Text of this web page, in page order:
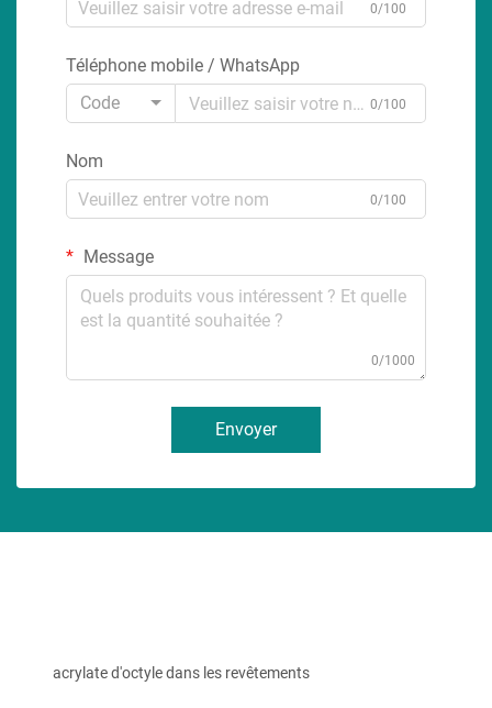
0/100
Téléphone mobile / WhatsApp
Code
0/100
Nom
0/100
Message
0/1000
Envoyer
acrylate d'octyle dans les revêtements